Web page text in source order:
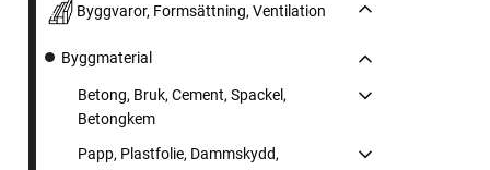
Byggvaror, Formsättning, Ventilation
Byggmaterial
Betong, Bruk, Cement, Spackel,
Betongkem
Papp, Plastfolie, Dammskydd,